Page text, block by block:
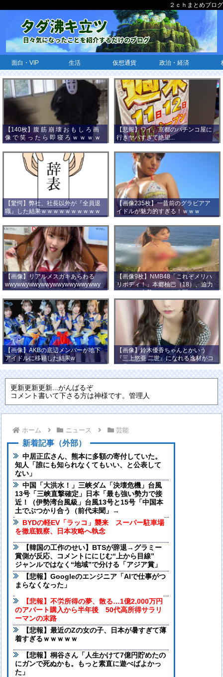
２ｃｈまとめブログ
面白・VIP 生活 仮想通貨 政治・経済
【140枚】腹 筋 崩 壊 お も し ろ 画
像 で 笑 っ た ら 即 寝 ろ ｗ ｗ ｗ ｗ
ｗ ｗ ｗ ｗ ｗ ｗ ｗ ｗ
【悲報】ワイ、京都のパチンコ屋に
行きヤバすぎて絶望...
【驚愕】弊社、社長以外が『全員退
職』した結果ｗｗｗｗｗｗｗｗｗｗ
ｗｗｗ
【画像235枚】一昔前のグラビアア
イドルが魅力的すぎる！ｗｗｗ
【画像】リアルメスガキあらわる
wwywwywwywwywwywwywwywwy
wwy
【画像9枚】NMB48「これぞメリハ
リボディ！」本郷柚巴（18）、迫力
バストの水着ショット公開！
【画像】AKBの底辺メンバーが地下
アイドルに移籍した結果w
【画像】鈴木優香ちゃんとかいう
『三上悠亜 二世』になれる逸材がコ
チラ
更新更新更新...がんばるぞ
コメント書いて下さる方は神様です。管理人
ホーム ニュース 芸能
新着記事（外部）
中居正広さん、熊本に多額の寄付していた。
知人「誰にも知られなくてもいい、と公表して
ない」
中国「大洪水！」三峡ダム「決壊危機」台風
13号「三峡直撃確定」日本「最も強い勢力で接
近！（伊勢湾台風級」台風13号と15号「中国本
土でぶつかり合う（前代未聞」→
BYDの軽EV「ラッコ」襲来 スーパー駐車場
を徹底観察、日本攻略へ執念
【韓国の工作のせい】BTSが辞退→グラミー
賞側が反応、コメントににじむ“上から目線”
ジャンルではなく“地域”で分ける「アジア賞」
【悲報】Googleのエンジニア「AIで仕事がつ
まらなくなった」
【悲報】不労所得の夢、散る…1億2,000万円
のアパート購入から半年後 50代高所得サラリ
ーマンの末路
【悲報】最近のZの女の子、日本が暑すぎて薄
着すぎるｗｗｗｗｗ
【悲報】桐谷さん「人生かけて7億円貯めたの
にガンで死ぬかも。もっと素直に遊べばよかっ
た」